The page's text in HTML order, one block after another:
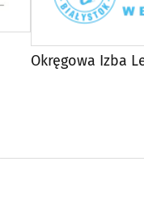
Okręgowa Izba